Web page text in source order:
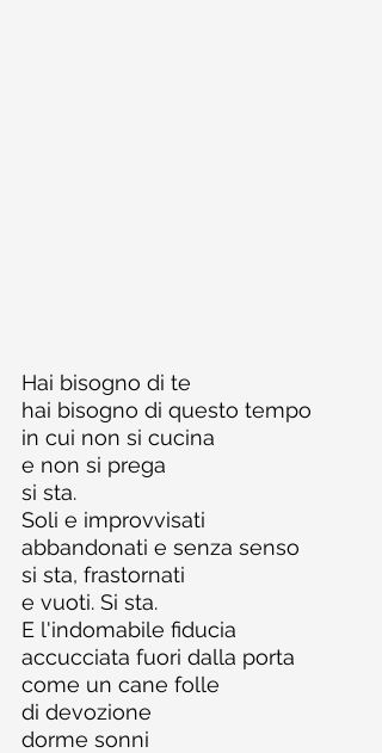
Hai bisogno di te
hai bisogno di questo tempo
in cui non si cucina
e non si prega
si sta.
Soli e improvvisati
abbandonati e senza senso
si sta, frastornati
e vuoti. Si sta.
E l'indomabile fiducia
accucciata fuori dalla porta
come un cane folle
di devozione
dorme sonni